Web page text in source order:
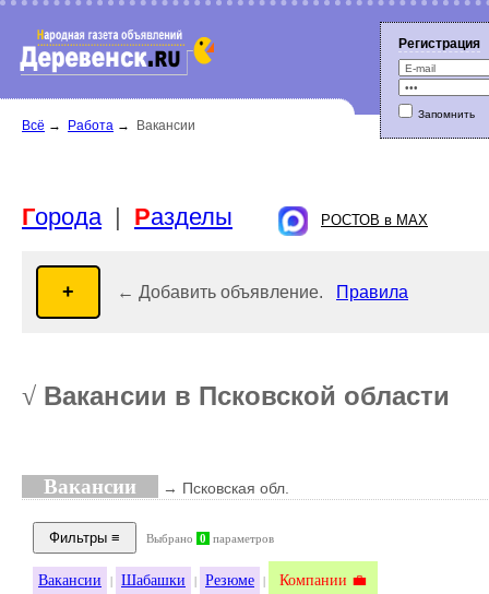
Всё → Работа → Вакансии
Регистрация
Запомнить
орода |Разделы
РОСТОВ в MAX
← Добавить объявление. Правила
√ Вакансии в Псковской области
Вакансии → Псковская обл.
Выбрано 0 параметров
Вакансии | Шабашки | Резюме |
Компании 💼